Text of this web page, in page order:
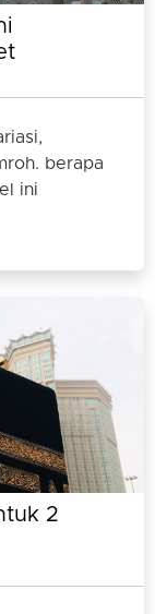
berapa
ini
2